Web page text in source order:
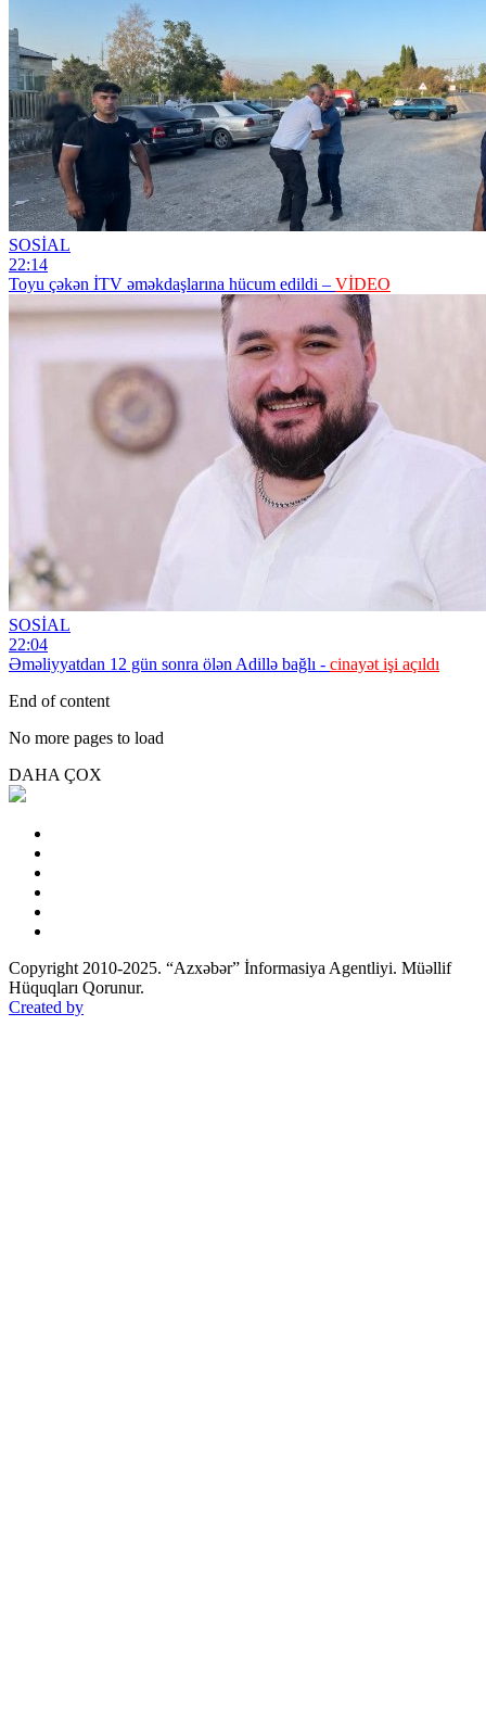
SOSİAL
22:14
Toyu çəkən İTV əməkdaşlarına hücum edildi – VİDEO
SOSİAL
22:04
Əməliyyatdan 12 gün sonra ölən Adillə bağlı - cinayət işi açıldı
End of content
No more pages to load
DAHA ÇOX
Copyright 2010-2025. “Azxəbər” İnformasiya Agentliyi. Müəllif
Hüquqları Qorunur.
Created by